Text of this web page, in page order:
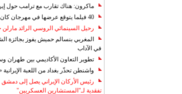
ماكرون: هناك تقارب مع ترامب حول
40 فيلما يتوقع عرضها في مهرجان كان 2019
رحيل السينمائي الروسي الرائد
المغربي بنسالم حميش يفوز بجائزة
في الآداب
تطوير التعاون الأكاديمي بين طهران
واشنطن تحذّر بغداد من اللعبة الإيرانية
رئيس الأركان الإيراني يصل إلى دمشق
تفقدية لـ"المستشارين العسكريين"